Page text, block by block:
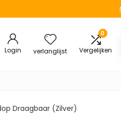
Login verlanglijst
0
Vergelijken
Draagbaar (Zilver)